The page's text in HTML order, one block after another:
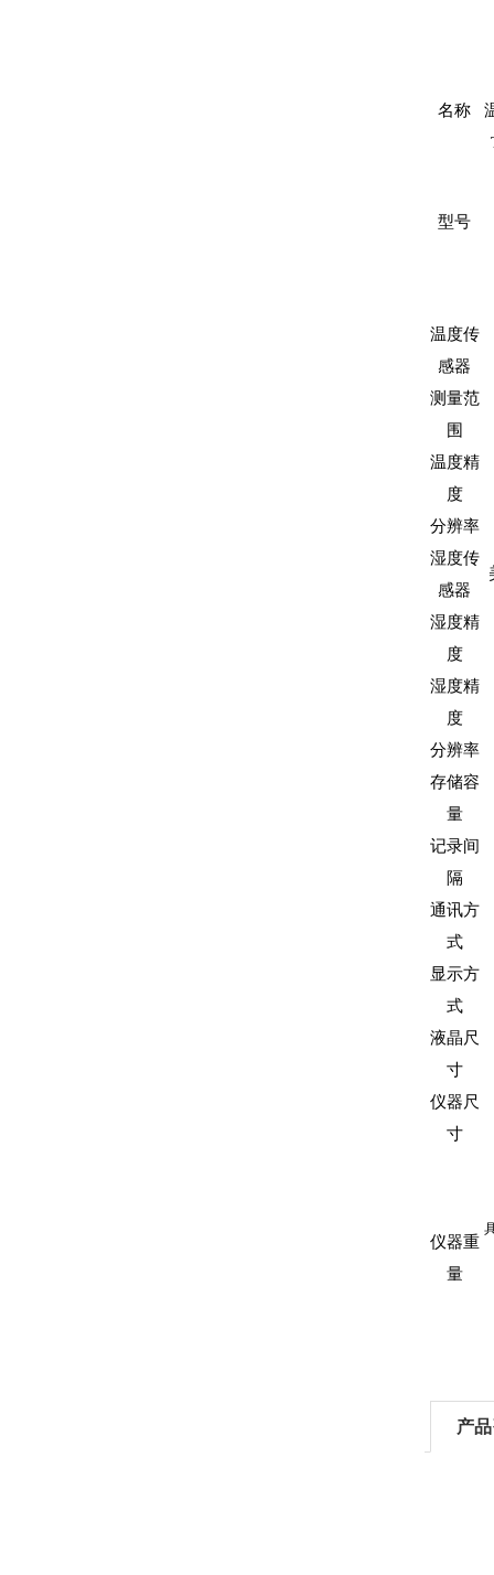
名称
型号
温度传
感器
测量范
围
温度精
度
分辨率
湿度传
感器
湿度精
度
湿度精
度
分辨率
存储容
量
记录间
隔
通讯方
式
显示方
式
液晶尺
寸
仪器尺
寸
仪器重
量
产